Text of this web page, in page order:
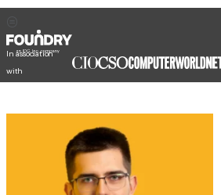
In association
with